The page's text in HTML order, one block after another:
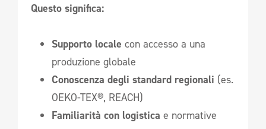
Questo significa:
Supporto locale con accesso a una
produzione globale
Conoscenza degli standard regionali (es.
OEKO-TEX®, REACH)
Familiarità con logistica e normative